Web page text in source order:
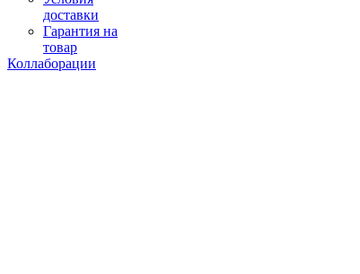
доставки
Гарантия на
товар
Коллаборации